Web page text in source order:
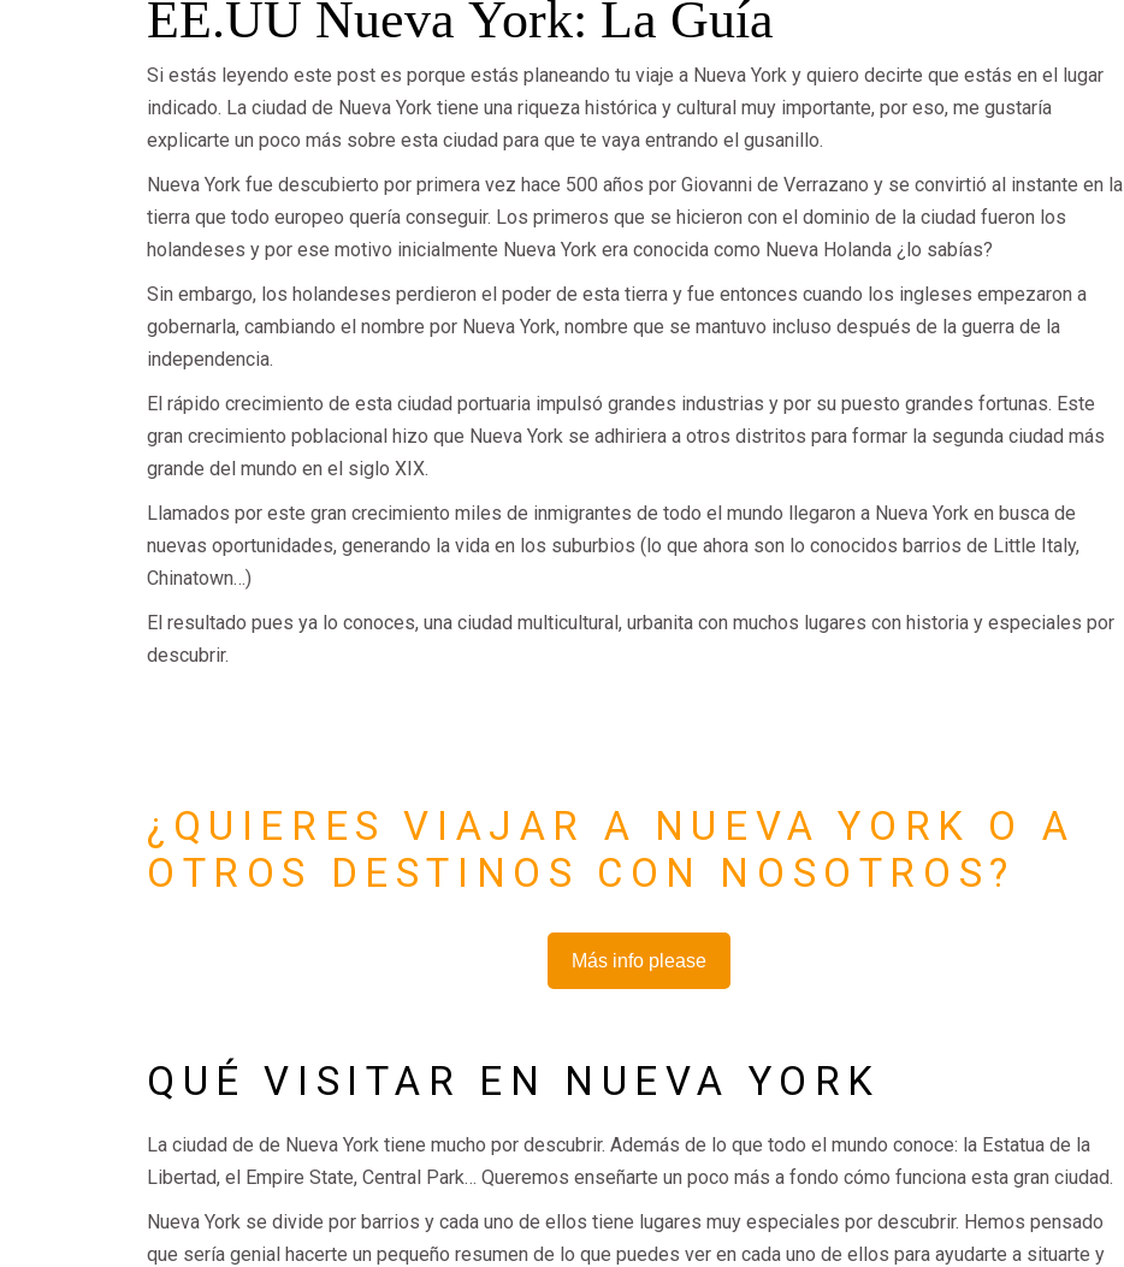
EE.UU Nueva York: La Guía
Si estás leyendo este post es porque estás planeando tu viaje a Nueva York y quiero decirte que estás en el lugar
indicado. La ciudad de Nueva York tiene una riqueza histórica y cultural muy importante, por eso, me gustaría
explicarte un poco más sobre esta ciudad para que te vaya entrando el gusanillo.
Nueva York fue descubierto por primera vez hace 500 años por Giovanni de Verrazano y se convirtió al instante en la
tierra que todo europeo quería conseguir. Los primeros que se hicieron con el dominio de la ciudad fueron los
holandeses y por ese motivo inicialmente Nueva York era conocida como Nueva Holanda ¿lo sabías?
Sin embargo, los holandeses perdieron el poder de esta tierra y fue entonces cuando los ingleses empezaron a
gobernarla, cambiando el nombre por Nueva York, nombre que se mantuvo incluso después de la guerra de la
independencia.
El rápido crecimiento de esta ciudad portuaria impulsó grandes industrias y por su puesto grandes fortunas. Este
gran crecimiento poblacional hizo que Nueva York se adhiriera a otros distritos para formar la segunda ciudad más
grande del mundo en el siglo XIX.
Llamados por este gran crecimiento miles de inmigrantes de todo el mundo llegaron a Nueva York en busca de
nuevas oportunidades, generando la vida en los suburbios (lo que ahora son lo conocidos barrios de Little Italy,
Chinatown…)
El resultado pues ya lo conoces, una ciudad multicultural, urbanita con muchos lugares con historia y especiales por
descubrir.
¿QUIERES VIAJAR A NUEVA YORK O A
OTROS DESTINOS CON NOSOTROS?
Más info please
QUÉ VISITAR EN NUEVA YORK
La ciudad de de Nueva York tiene mucho por descubrir. Además de lo que todo el mundo conoce: la Estatua de la
Libertad, el Empire State, Central Park… Queremos enseñarte un poco más a fondo cómo funciona esta gran ciudad.
Nueva York se divide por barrios y cada uno de ellos tiene lugares muy especiales por descubrir. Hemos pensado
que sería genial hacerte un pequeño resumen de lo que puedes ver en cada uno de ellos para ayudarte a situarte y